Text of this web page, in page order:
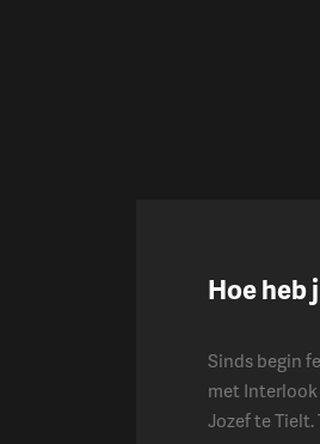
Hoe heb
Sinds begin
met Interlook
Jozef te